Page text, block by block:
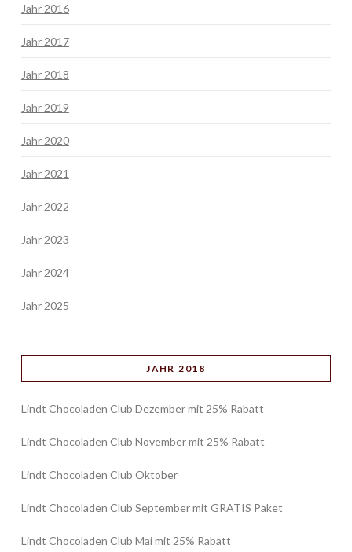
Jahr 2016
Jahr 2017
Jahr 2018
Jahr 2019
Jahr 2020
Jahr 2021
Jahr 2022
Jahr 2023
Jahr 2024
Jahr 2025
JAHR 2018
Lindt Chocoladen Club Dezember mit 25% Rabatt
Lindt Chocoladen Club November mit 25% Rabatt
Lindt Chocoladen Club Oktober
Lindt Chocoladen Club September mit GRATIS Paket
Lindt Chocoladen Club Mai mit 25% Rabatt